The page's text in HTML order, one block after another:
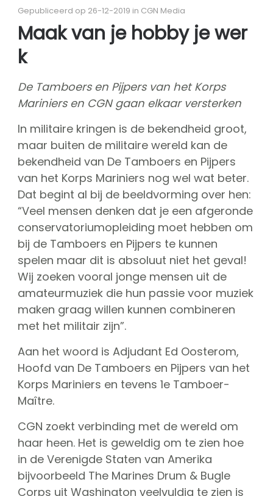
Missie, visie & kernwaarden
Vrienden van CGN
Vrijwilligers
Hall of fame
Dedication award
kaartverkoop
Sponsoren
shop
CGNcompetitie
Seizoen contests
Seizoen deelnemers
Seizoen programma's
CGN Champions
CGN fonds 2020
Contact
English
(0)
Account
Gepubliceerd op 26-12-2019 in CGN Media
Maak van je hobby je wer
k
De Tamboers en Pijpers van het Korps
Mariniers en CGN gaan elkaar versterken
In militaire kringen is de bekendheid groot,
maar buiten de militaire wereld kan de
bekendheid van De Tamboers en Pijpers
van het Korps Mariniers nog wel wat beter.
Dat begint al bij de beeldvorming over hen:
“Veel mensen denken dat je een afgeronde
conservatoriumopleiding moet hebben om
bij de Tamboers en Pijpers te kunnen
spelen maar dit is absoluut niet het geval!
Wij zoeken vooral jonge mensen uit de
amateurmuziek die hun passie voor muziek
maken graag willen kunnen combineren
met het militair zijn”.
Aan het woord is Adjudant Ed Oosterom,
Hoofd van De Tamboers en Pijpers van het
Korps Mariniers en tevens 1e Tamboer-
Maître.
CGN zoekt verbinding met de wereld om
haar heen. Het is geweldig om te zien hoe
in de Verenigde Staten van Amerika
bijvoorbeeld The Marines Drum & Bugle
Corps uit Washington veelvuldig te zien is